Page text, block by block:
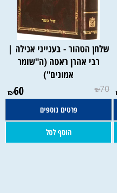
שלחן הטהור - בענייני אכילה |
רבי אהרן ראטה (ה"שומר
אמונים")
₪70
₪60
פרטים נוספים
הוסף לסל